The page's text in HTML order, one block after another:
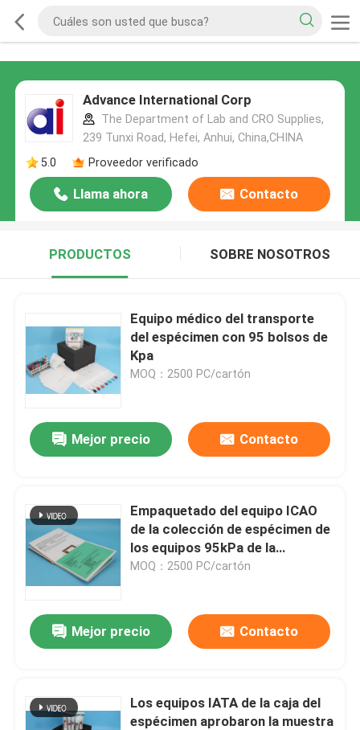
Advance International Corp
The Department of Lab and CRO Supplies,
239 Tunxi Road, Hefei, Anhui, China,CHINA
5.0
Proveedor verificado
Llama ahora Contacto
PRODUCTOS SOBRE NOSOTROS
Equipo médico del transporte
del espécimen con 95 bolsos de
Kpa
MOQ：2500 PC/cartón
Mejor precio Contacto
Empaquetado del equipo ICAO
de la colección de espécimen de
los equipos 95kPa de la
conveniencia
MOQ：2500 PC/cartón
Mejor precio Contacto
Los equipos IATA de la caja del
espécimen aprobaron la muestra